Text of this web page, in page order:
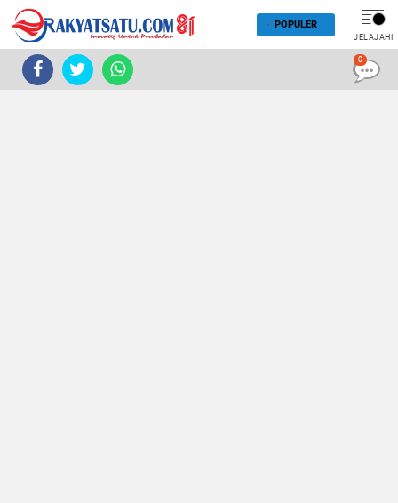
POPULER
JELAJAHI
0